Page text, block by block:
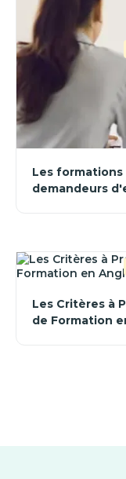
Les formations
demandeurs
Les Critères à
de Formation